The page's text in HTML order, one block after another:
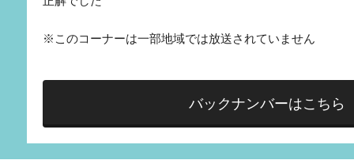
※このコーナーは一部地域では放送されていません
バックナンバーはこちら